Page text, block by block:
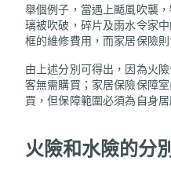
舉個例子，當遇上颳風吹襲
璃被吹破，碎片及雨水令家
框的維修費用，而家居保險
由上述分別可得出，因為火
客無需購買；家居保險保障
買，但保障範圍必須為自身居
火險和水險的分